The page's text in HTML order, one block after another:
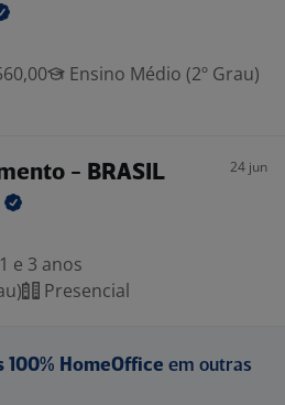
Ensino Médio (2º Grau)
- BRASIL 24 jun
e 3 anos
Presencial
100% HomeOffice em outras